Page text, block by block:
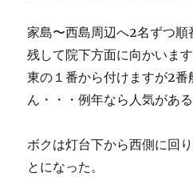
家島〜西島周辺へ2名ずつ
残して院下方面に向かいます
東の１番から付けますが2
ん・・・例年なら人気があ
ボクは灯台下から西側に回
とになった。